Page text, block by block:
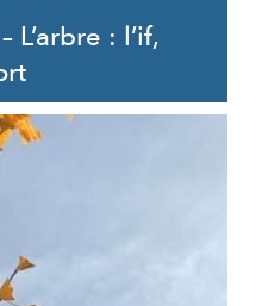
L’arbre : l’if,